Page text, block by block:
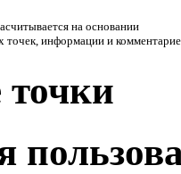
на основании
точек, информации и